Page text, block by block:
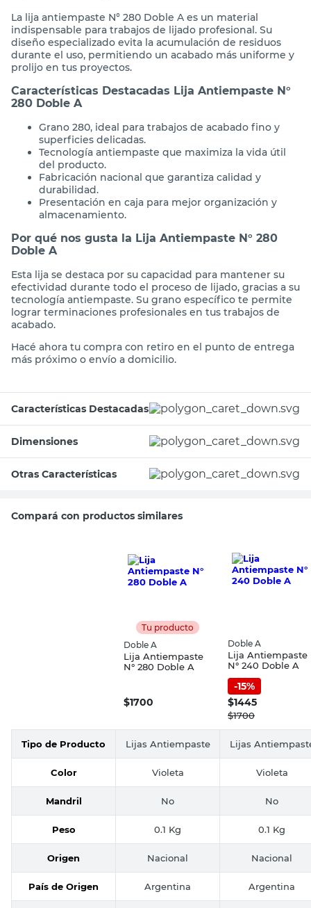
La lija antiempaste N° 280 Doble A es un material
indispensable para trabajos de lijado profesional. Su
diseño especializado evita la acumulación de residuos
durante el uso, permitiendo un acabado más uniforme y
prolijo en tus proyectos.
Características Destacadas Lija Antiempaste N°
280 Doble A
Grano 280, ideal para trabajos de acabado fino y
superficies delicadas.
Tecnología antiempaste que maximiza la vida útil
del producto.
Fabricación nacional que garantiza calidad y
durabilidad.
Presentación en caja para mejor organización y
almacenamiento.
Por qué nos gusta la Lija Antiempaste N° 280
Doble A
Esta lija se destaca por su capacidad para mantener su
efectividad durante todo el proceso de lijado, gracias a su
tecnología antiempaste. Su grano específico te permite
lograr terminaciones profesionales en tus trabajos de
acabado.
Hacé ahora tu compra con retiro en el punto de entrega
más próximo o envío a domicilio.
Características Destacadas
Dimensiones
Otras Características
Compará con productos similares
Tu producto
Doble A
Lija Antiempaste
N° 280 Doble A
$1700
Doble A
Lija Antiempaste
N° 240 Doble A
-15%
$1445
$1700
Tipo de Producto Lijas Antiempaste Lijas
Color Violeta Violeta
Mandril No No
Peso 0.1 Kg 0.1 Kg
Origen Nacional Nacional
País de Origen Argentina Argentina